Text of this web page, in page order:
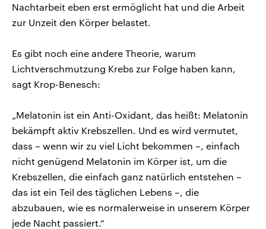
Nachtarbeit eben erst ermöglicht hat und die Arbeit
zur Unzeit den Körper belastet.
Es gibt noch eine andere Theorie, warum
Lichtverschmutzung Krebs zur Folge haben kann,
sagt Krop-Benesch:
„Melatonin ist ein Anti-Oxidant, das heißt: Melatonin
bekämpft aktiv Krebszellen. Und es wird vermutet,
dass – wenn wir zu viel Licht bekommen –, einfach
nicht genügend Melatonin im Körper ist, um die
Krebszellen, die einfach ganz natürlich entstehen –
das ist ein Teil des täglichen Lebens –, die
abzubauen, wie es normalerweise in unserem Körper
jede Nacht passiert.“